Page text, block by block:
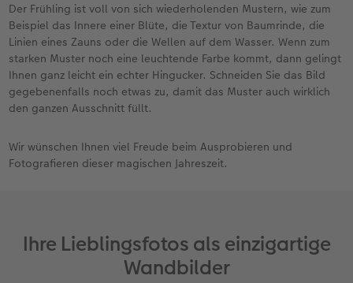
Der Frühling ist voll von sich wiederholenden Mustern, wie zum
Beispiel das Innere einer Blüte, die Textur von Baumrinde, die
Linien eines Zauns oder die Wellen auf dem Wasser. Wenn zum
starken Muster noch eine leuchtende Farbe kommt, dann gelingt
Ihnen ganz leicht ein echter Hingucker. Schneiden Sie das Bild
gegebenenfalls noch etwas zu, damit das Muster auch wirklich
den ganzen Ausschnitt füllt.
Wir wünschen Ihnen viel Freude beim Ausprobieren und
Fotografieren dieser magischen Jahreszeit.
Ihre Lieblingsfotos als einzigartige
Wandbilder